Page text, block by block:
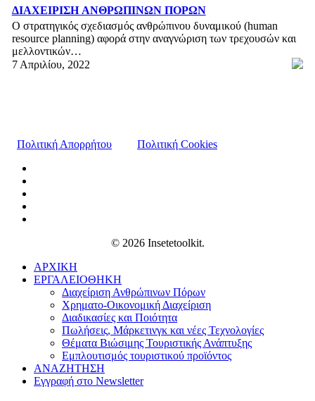
ΔΙΑΧΕΙΡΙΣΗ AΝΘΡΩΠΙΝΩΝ ΠΟΡΩΝ
Ο στρατηγικός σχεδιασμός ανθρώπινου δυναμικού (human
resource planning) αφορά στην αναγνώριση των τρεχουσών και
μελλοντικών…
7 Απριλίου, 2022
Πολιτική Απορρήτου Πολιτική Cookies
© 2026 Insetetoolkit.
ΑΡΧΙΚΗ
ΕΡΓΑΛΕΙΟΘΗΚΗ
Διαχείριση Ανθρώπινων Πόρων
Χρηματο-Οικονομική Διαχείριση
Διαδικασίες και Ποιότητα
Πωλήσεις, Μάρκετινγκ και νέες Τεχνολογίες
Θέματα Βιώσιμης Τουριστικής Ανάπτυξης
Εμπλουτισμός τουριστικού προϊόντος
ΑΝΑΖΗΤΗΣΗ
Εγγραφή στο Newsletter